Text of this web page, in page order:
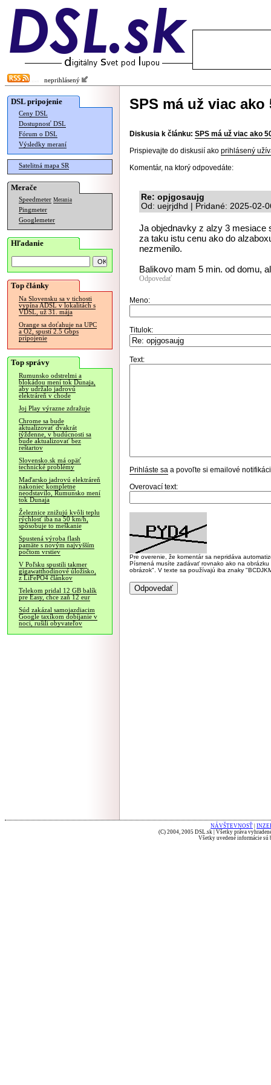
neprihlásený
DSL pripojenie
Ceny DSL
Dostupnosť DSL
Fórum o DSL
Výsledky meraní
Satelitná mapa SR
Merače
Speedmeter Merania
Pingmeter
Googlemeter
Hľadanie
Top články
Na Slovensku sa v tichosti
vypína ADSL v lokalitách s
VDSL, už 31. mája
Orange sa doťahuje na UPC
a O2, spustí 2.5 Gbps
pripojenie
Top správy
Rumunsko odstrelmi a
blokádou mení tok Dunaja,
aby udržalo jadrovú
elektráreň v chode
Joj Play výrazne zdražuje
Chrome sa bude
aktualizovať dvakrát
týždenne, v budúcnosti sa
bude aktualizovať bez
reštartov
Slovensko.sk má opäť
technické problémy
Maďarsko jadrovú elektráreň
nakoniec kompletne
neodstavilo, Rumunsko mení
tok Dunaja
Železnice znižujú kvôli teplu
rýchlosť iba na 50 km/h,
spôsobuje to meškanie
Spustená výroba flash
pamäte s novým najvyšším
počtom vrstiev
V Poľsku spustili takmer
gigawatthodinové úložisko,
z LiFePO4 článkov
Telekom pridal 12 GB balík
pre Easy, chce zaň 12 eur
Súd zakázal samojazdiacim
Google taxíkom dobíjanie v
noci, rušili obyvateľov
SPS má už viac
Diskusia k článku: SPS má už viac ako
Prispievajte do diskusií ako prihlásený
Komentár, na ktorý odpovedáte:
Re: opjgosaujg
Od: uejrjdhd | Pridané: 2025-02-
Ja objednavky z alzy 3 mesiace
za taku istu cenu ako do
nezmenilo.
Balikovo mam 5 min. od domu,
Odpovedať
Meno:
Titulok:
Text:
Prihláste sa a povoľte si emailové
Overovací text:
Pre overenie, že komentár sa nepridáva
Písmená musíte zadávať rovnako ako na
obrázok". V texte sa používajú iba znaky
NÁVŠTEVNOSŤ
(C) 2004, 2005 DSL.sk | Všetky práva
Všetky uvedené informácie sú